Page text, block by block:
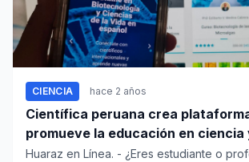
CIENCIA hace 2 años
Científica peruana crea
promueve la educación en ciencia
biotecnología
Huaraz en Línea. - ¿Eres estudiante o